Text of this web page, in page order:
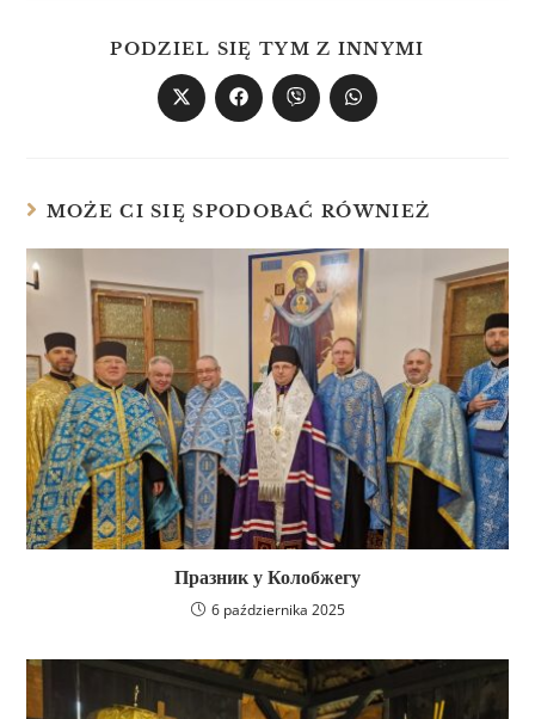
PODZIEL SIĘ TYM Z INNYMI
MOŻE CI SIĘ SPODOBAĆ RÓWNIEŻ
Празник у Колобжегу
6 października 2025